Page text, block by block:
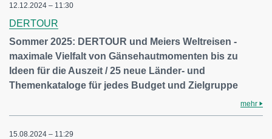
12.12.2024 – 11:30
DERTOUR
Sommer 2025: DERTOUR und Meiers Weltreisen -
maximale Vielfalt von Gänsehautmomenten bis zu
Ideen für die Auszeit / 25 neue Länder- und
Themenkataloge für jedes Budget und Zielgruppe
mehr
15.08.2024 – 11:29